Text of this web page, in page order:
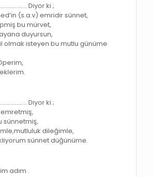
Diyor ki ;
(s.a.v) emridir sünnet,
bu mürvet,
duyursun,
olmak isteyen bu mutlu günüme
Diyor ki ;
sünnetmiş,
dileğimle,
sünnet düğünüme.
adım .